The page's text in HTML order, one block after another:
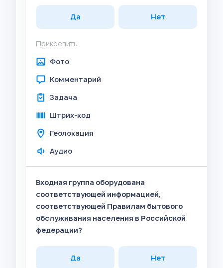
Да Нет
Прикрепить
Фото
Комментарий
Задача
Штрих-код
Геолокация
Аудио
Входная группа оборудована
соответствующей информацией,
соответствующей Правилам бытового
обслуживания населения в Российской
федерации?
Да Нет